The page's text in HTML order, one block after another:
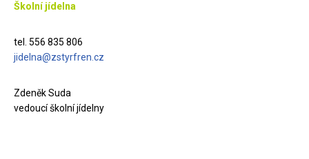
Školní jídelna
tel. 556 835 806
jidelna@zstyrfren.cz
Zdeněk Suda
vedoucí školní jídelny